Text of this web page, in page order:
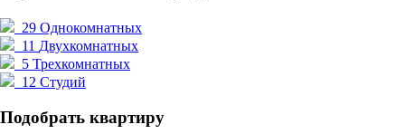
29 Однокомнатных
11 Двухкомнатных
5 Трехкомнатных
12 Студий
Подобрать квартиру